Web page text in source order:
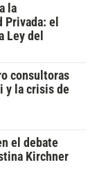
la
el
Ley del
consultoras
y la crisis de
el debate
Kirchner